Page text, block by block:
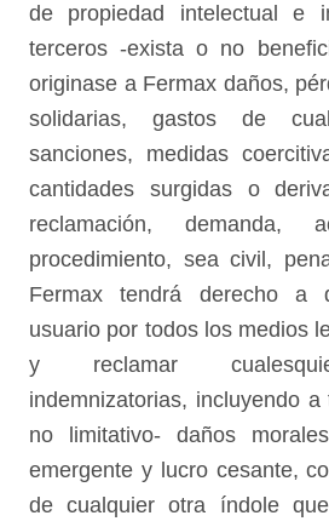
de propiedad intelectual e
terceros -exista o no
originase a Fermax daños,
solidarias, gastos de
sanciones, medidas
cantidades surgidas o
reclamación, demanda,
procedimiento, sea civil,
Fermax tendrá derecho a
usuario por todos los medios
y reclamar
indemnizatorias, incluyendo
no limitativo- daños
emergente y lucro cesante,
de cualquier otra índole